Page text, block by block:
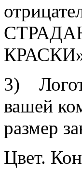
3)
вашей
размер
Цвет.